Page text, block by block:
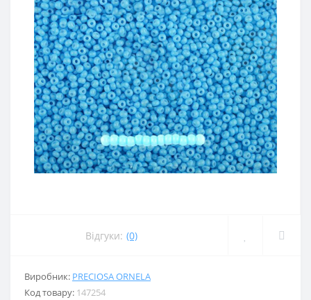
Відгуки: (0)
Виробник: PRECIOSA ORNELA
Код товару: 147254